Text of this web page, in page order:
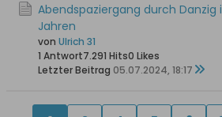
Abendspaziergang durch Danzig
Jahren
von Ulrich 31
1 Antwort7.291 Hits0 Likes
Letzter Beitrag 05.07.2024, 18:17